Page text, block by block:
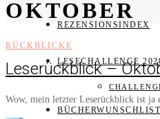
REZENSIONSINDEX
LESECHALLENGE
OKTOBER
RÜCKBLICKE
Leserückblick –
Wow, mein letzter Leserückblick ist